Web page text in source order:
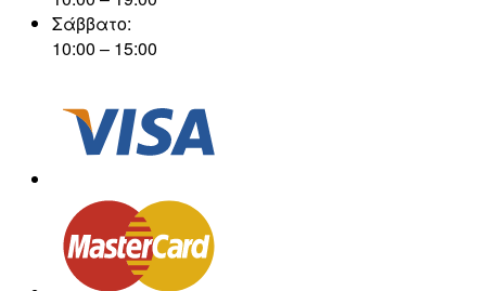
Σάββατο:
10:00 – 15:00